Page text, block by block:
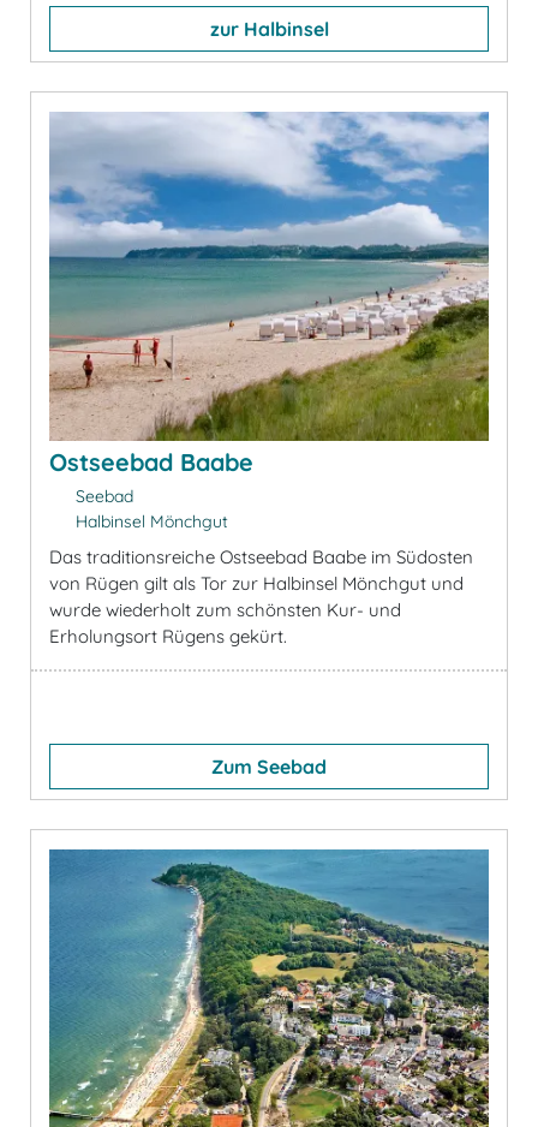
zur Halbinsel
Ostseebad Baabe
Seebad
Halbinsel Mönchgut
Das traditionsreiche Ostseebad Baabe im Südosten
von Rügen gilt als Tor zur Halbinsel Mönchgut und
wurde wiederholt zum schönsten Kur- und
Erholungsort Rügens gekürt.
Zum Seebad